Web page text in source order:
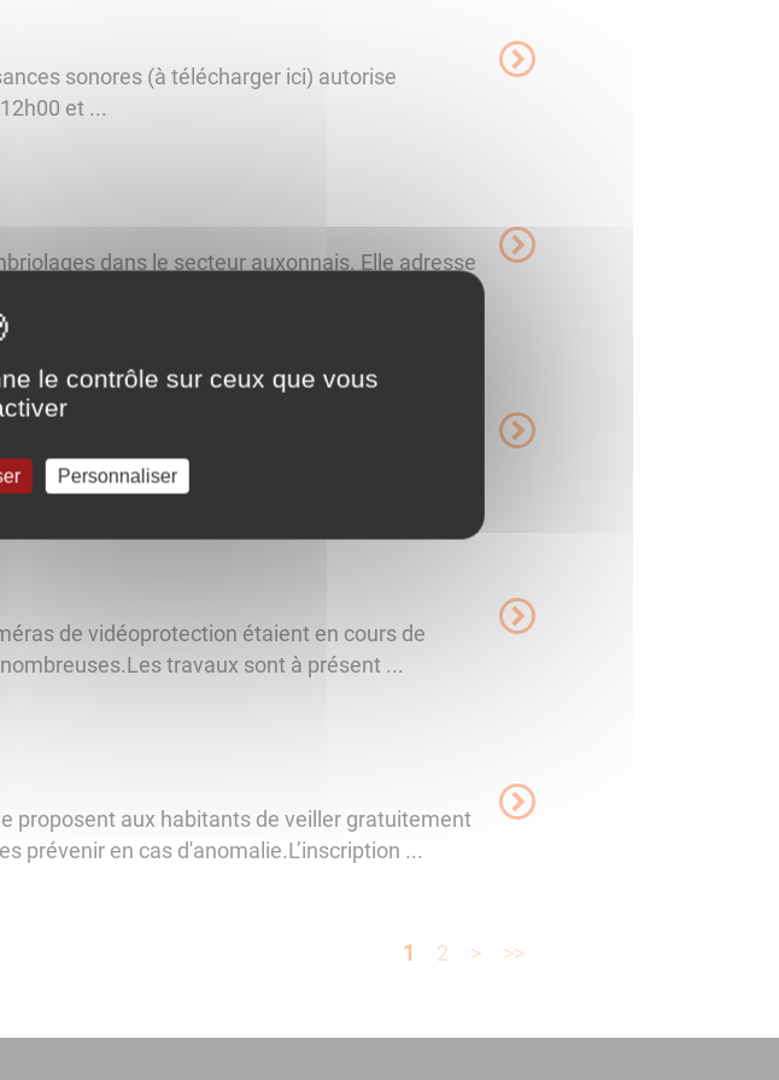
sonores (à télécharger ici) autorise
et ...
dans le secteur auxonnais. Elle adresse
pour une absence de courte durée ...
de vous protéger au quotidien, avant de
en cliquant ...
de vidéoprotection étaient en cours de
travaux sont à présent ...
proposent aux habitants de veiller gratuitement
prévenir en cas d'anomalie.L’inscription ...
1 2 > >>
le contrôle sur ceux que vous
Personnaliser